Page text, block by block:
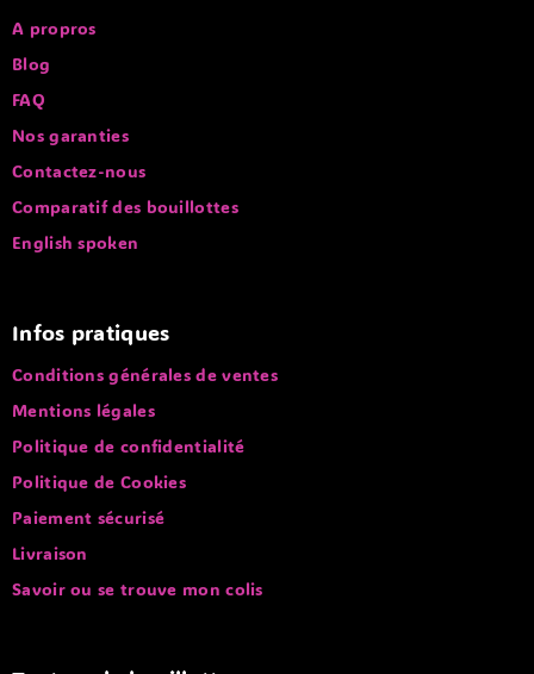
A propros
Blog
FAQ
Nos garanties
Contactez-nous
Comparatif des bouillottes
English spoken
Infos pratiques
Conditions générales de ventes
Mentions légales
Politique de confidentialité
Politique de Cookies
Paiement sécurisé
Livraison
Savoir ou se trouve mon colis